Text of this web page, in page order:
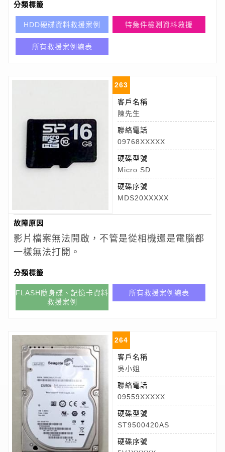
分類標籤
HDD硬碟資料救援案例 特急件檢測資料救援
所有救援案例總表
263
客戶名稱
陳先生
聯絡電話
09768XXXXX
硬碟型號
Micro SD
硬碟序號
MDS20XXXXX
故障原因
影片檔案無法開啟，不管是從相機還是電腦都
一樣無法打開。
分類標籤
FLASH隨身碟、記憶卡資料
救援案例
所有救援案例總表
264
客戶名稱
吳小姐
聯絡電話
09559XXXXX
硬碟型號
ST9500420AS
硬碟序號